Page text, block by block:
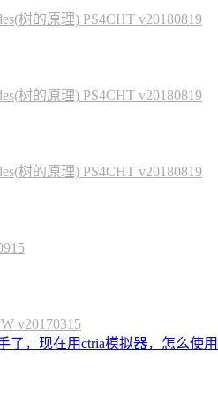
树的原理) PS4CHT v20180819
树的原理) PS4CHT v20180819
树的原理) PS4CHT v20180819
v20170315
，现在用ctria模拟器，怎么使